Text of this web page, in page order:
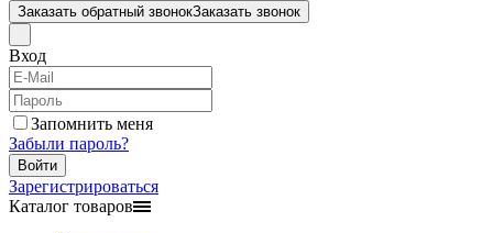
Заказать обратный звонокЗаказать звонок
Вход
Запомнить меня
Забыли пароль?
Войти
Зарегистрироваться
Каталог товаров